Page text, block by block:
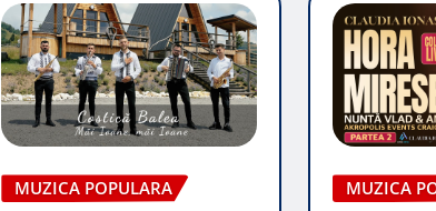
MUZICA POPULARA MUZICA